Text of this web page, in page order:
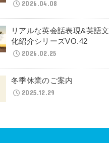
2026.04.08
リアルな英会話表現&英語文
化紹介シリーズVO.42
2026.02.25
冬季休業のご案内
2025.12.29